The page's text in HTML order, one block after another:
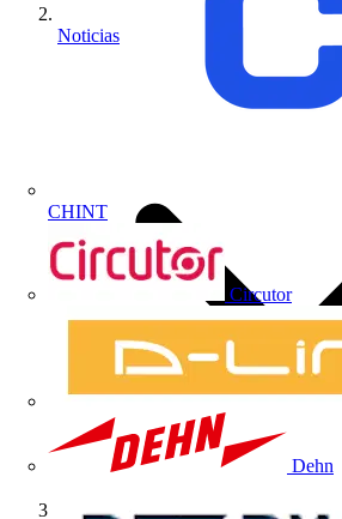
CHINT
Circutor
Dehn
Noticias